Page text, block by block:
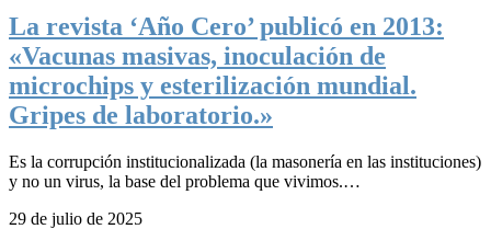
La revista ‘Año Cero’ publicó en 2013:
«Vacunas masivas, inoculación de
microchips y esterilización mundial.
Gripes de laboratorio.»
Es la corrupción institucionalizada (la masonería en las instituciones)
y no un virus, la base del problema que vivimos.…
29 de julio de 2025